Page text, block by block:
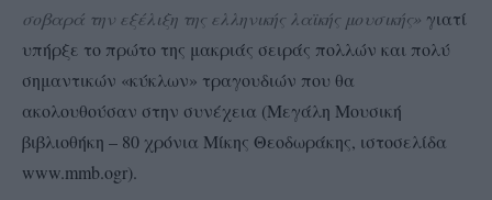
σοβαρά την εξέλιξη της ελληνικής λαϊκής μουσικής» γιατί
υπήρξε το πρώτο της μακριάς σειράς πολλών και πολύ
σημαντικών «κύκλων» τραγουδιών που θα
ακολουθούσαν στην συνέχεια (Μεγάλη Μουσική
βιβλιοθήκη – 80 χρόνια Μίκης Θεοδωράκης, ιστοσελίδα
www.mmb.ogr).